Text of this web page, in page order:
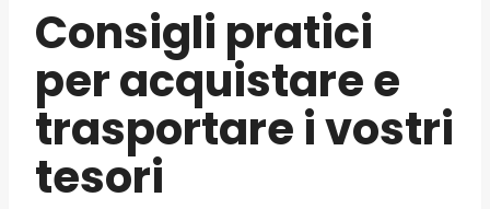
Consigli pratici
per acquistare e
trasportare i vostri
tesori